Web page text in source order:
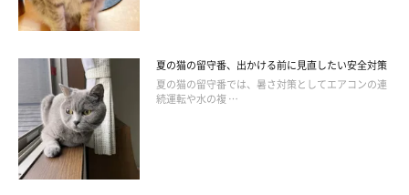
夏の猫の留守番、出かける前に見直したい安全対策
夏の猫の留守番では、暑さ対策としてエアコンの連
続運転や水の複 …